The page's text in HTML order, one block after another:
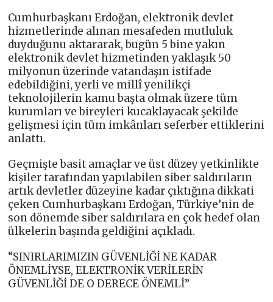
Cumhurbaşkanı Erdoğan, elektronik devlet
hizmetlerinde alınan mesafeden mutluluk
duyduğunu aktararak, bugün 5 bine yakın
elektronik devlet hizmetinden yaklaşık 50
milyonun üzerinde vatandaşın istifade
edebildiğini, yerli ve millî yenilikçi
teknolojilerin kamu başta olmak üzere tüm
kurumları ve bireyleri kucaklayacak şekilde
gelişmesi için tüm imkânları seferber ettiklerini
anlattı.
Geçmişte basit amaçlar ve üst düzey yetkinlikte
kişiler tarafından yapılabilen siber saldırıların
artık devletler düzeyine kadar çıktığına dikkati
çeken Cumhurbaşkanı Erdoğan, Türkiye’nin de
son dönemde siber saldırılara en çok hedef olan
ülkelerin başında geldiğini açıkladı.
“SINIRLARIMIZIN GÜVENLİĞİ NE KADAR
ÖNEMLİYSE, ELEKTRONİK VERİLERİN
GÜVENLİĞİ DE O DERECE ÖNEMLİ”